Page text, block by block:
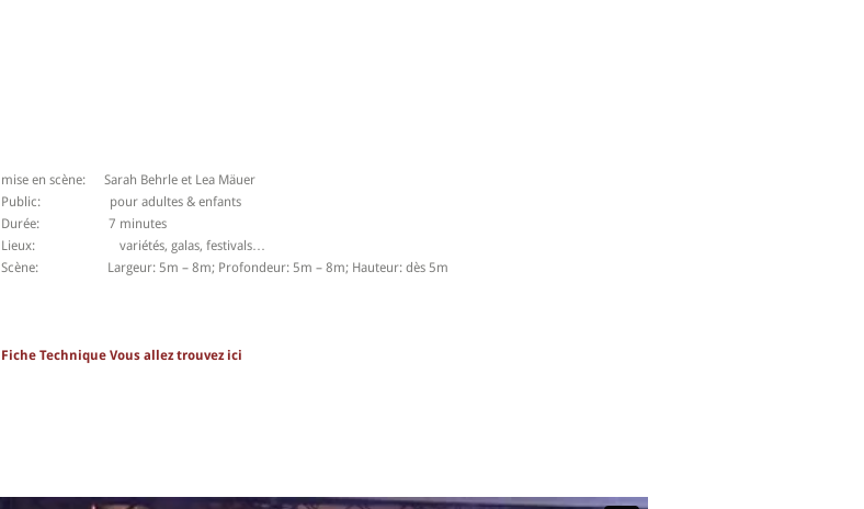
mise en scène: Sarah Behrle et Lea Mäuer
Public: pour adultes & enfants
Durée: 7 minutes
Lieux: variétés, galas, festivals…
Scène: Largeur: 5m – 8m; Profondeur: 5m – 8m; Hauteur: dès 5m
Fiche Technique Vous allez trouvez ici